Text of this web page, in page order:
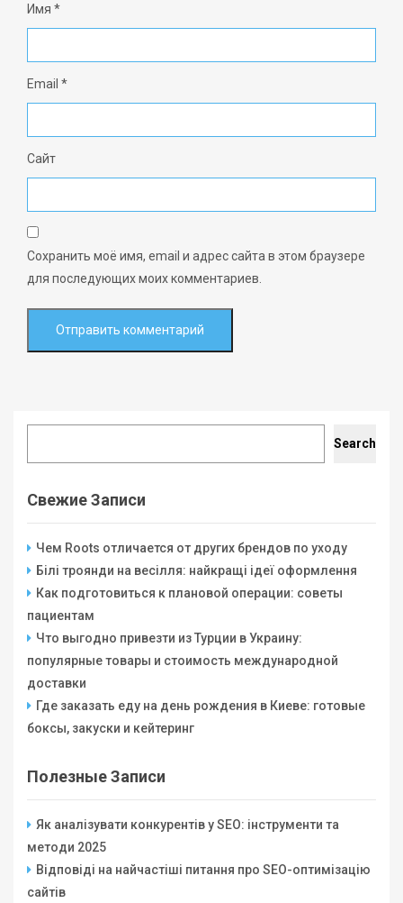
Имя *
Email *
Сайт
Сохранить моё имя, email и адрес сайта в этом браузере
для последующих моих комментариев.
Search
Свежие Записи
Чем Roots отличается от других брендов по уходу
Білі троянди на весілля: найкращі ідеї оформлення
Как подготовиться к плановой операции: советы
пациентам
Что выгодно привезти из Турции в Украину:
популярные товары и стоимость международной
доставки
Где заказать еду на день рождения в Киеве: готовые
боксы, закуски и кейтеринг
Полезные Записи
Як аналізувати конкурентів у SEO: інструменти та
методи 2025
Відповіді на найчастіші питання про SEO-оптимізацію
сайтів